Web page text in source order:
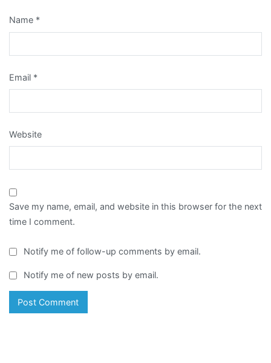
Name *
Email *
Website
Save my name, email, and website in this browser for the next
time I comment.
Notify me of follow-up comments by email.
Notify me of new posts by email.